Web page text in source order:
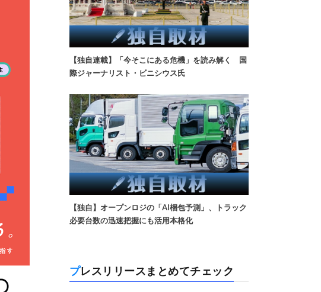
【独自連載】「今そこにある危機」を読み解く 国
際ジャーナリスト・ビニシウス氏
【独自】オープンロジの「AI梱包予測」、トラック
必要台数の迅速把握にも活用本格化
プレスリリースまとめてチェック